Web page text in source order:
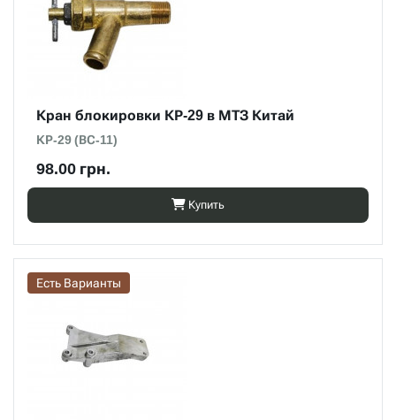
Кран блокировки КР-29 в МТЗ Китай
КР-29 (ВС-11)
98.00 грн.
Купить
Есть Варианты